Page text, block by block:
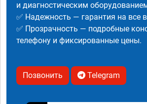
и диагностическим
✅ Надежность — гарантия на все
✅ Прозрачность — подробные
телефону и фиксированные цены.
Позвонить Telegram